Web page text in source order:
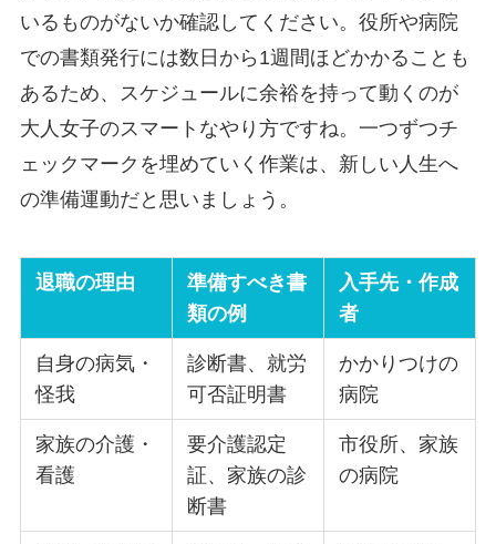
いるものがないか確認してください。役所や病院
での書類発行には数日から1週間ほどかかることも
あるため、スケジュールに余裕を持って動くのが
大人女子のスマートなやり方ですね。一つずつチ
ェックマークを埋めていく作業は、新しい人生へ
の準備運動だと思いましょう。
退職の理由
準備すべき書
類の例
入手先・作成
者
自身の病気・
怪我
診断書、就労
可否証明書
かかりつけの
病院
家族の介護・
看護
要介護認定
証、家族の診
断書
市役所、家族
の病院